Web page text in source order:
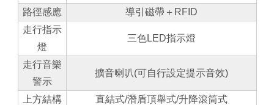
路徑感應
導引磁帶＋RFID
走行指示
燈
三色LED指示燈
走行音樂
警示
擴音喇叭(可自行設定提示音效)
上方結構
直結式/潛盾頂舉式/升降滾筒式